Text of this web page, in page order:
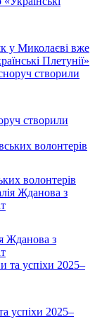
у Миколаєві вже
Плетунії»
створили
волонтерів
Жданова з
успіхи 2025–